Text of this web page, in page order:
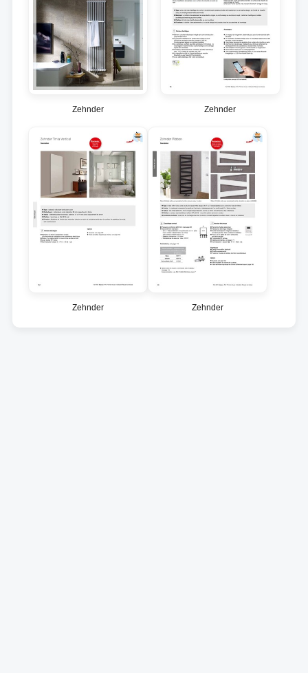
Zehnder Zehnder
Zehnder Zehnder